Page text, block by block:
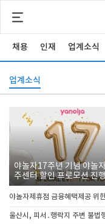
채용 인재 업계소식
업계소식
야놀자17주년 기념 야놀
주센터 할인 프로모션 진
야놀자제휴점 금융혜택제공 위
울산시, 피서․행락지 주변 불법